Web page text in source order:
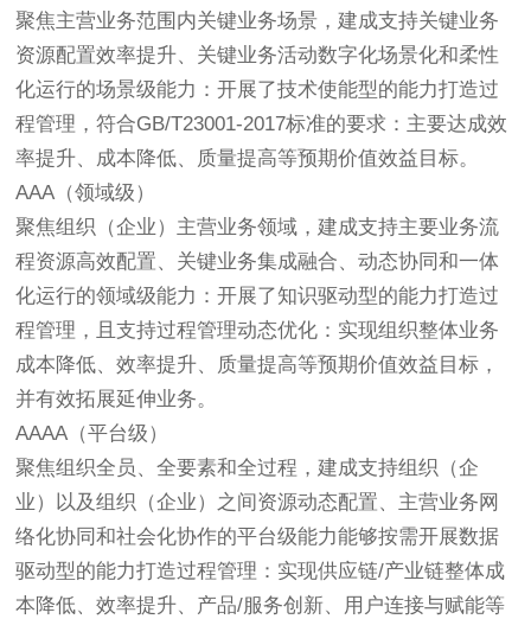
聚焦主营业务范围内关键业务场景，建成支持关键业务
资源配置效率提升、关键业务活动数字化场景化和柔性
化运行的场景级能力：开展了技术使能型的能力打造过
程管理，符合GB/T23001-2017标准的要求：主要达成效
率提升、成本降低、质量提高等预期价值效益目标。
AAA（领域级）
聚焦组织（企业）主营业务领域，建成支持主要业务流
程资源高效配置、关键业务集成融合、动态协同和一体
化运行的领域级能力：开展了知识驱动型的能力打造过
程管理，且支持过程管理动态优化：实现组织整体业务
成本降低、效率提升、质量提高等预期价值效益目标，
并有效拓展延伸业务。
AAAA（平台级）
聚焦组织全员、全要素和全过程，建成支持组织（企
业）以及组织（企业）之间资源动态配置、主营业务网
络化协同和社会化协作的平台级能力能够按需开展数据
驱动型的能力打造过程管理：实现供应链/产业链整体成
本降低、效率提升、产品/服务创新、用户连接与赋能等